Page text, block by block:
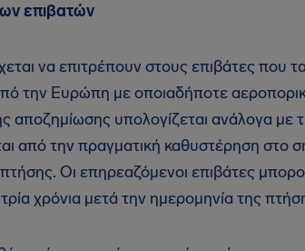
επιβατών
να επιτρέπουν στους επιβάτες που
την Ευρώπη με οποιαδήποτε
υπολογίζεται ανάλογα με
από την πραγματική καθυστέρηση στο
Οι επηρεαζόμενοι επιβάτες
χρόνια μετά την ημερομηνία της